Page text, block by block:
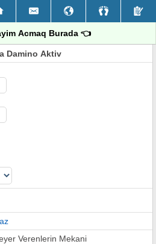
Acmaq Burada 👈
Damino Aktiv
Verenlerin Mekani